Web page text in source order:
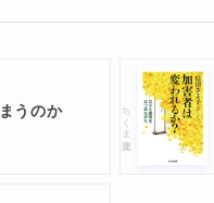
うのか ちくま文庫